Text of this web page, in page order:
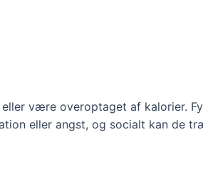
være overoptaget af kalorier.
eller angst, og socialt kan de